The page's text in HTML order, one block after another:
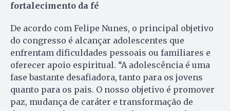
fortalecimento da fé
De acordo com Felipe Nunes, o principal objetivo
do congresso é alcançar adolescentes que
enfrentam dificuldades pessoais ou familiares e
oferecer apoio espiritual. “A adolescência é uma
fase bastante desafiadora, tanto para os jovens
quanto para os pais. O nosso objetivo é promover
paz, mudança de caráter e transformação de